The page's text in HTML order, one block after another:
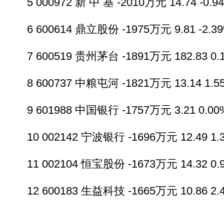
6 600614 鼎立股份 -1975万元 9.81 -
7 600519 贵州茅台 -1891万元 182.83
8 600737 中粮屯河 -1821万元 13.14
9 601988 中国银行 -1757万元 3.21
10 002142 宁波银行 -1696万元 12.49
11 002104 恒宝股份 -1673万元 14.32
12 600183 生益科技 -1665万元 10.86